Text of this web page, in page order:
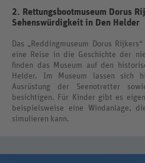
2. Rettungsbootmuseum Dorus
Sehenswürdigkeit in Den Helder
Das „Reddingmuseum Dorus
eine Reise in die Geschichte der
finden das Museum auf den
Helder. Im Museum lassen sich
Ausrüstung der Seenotretter
besichtigen. Für Kinder gibt es
beispielsweise eine Windanlage,
simulieren kann.